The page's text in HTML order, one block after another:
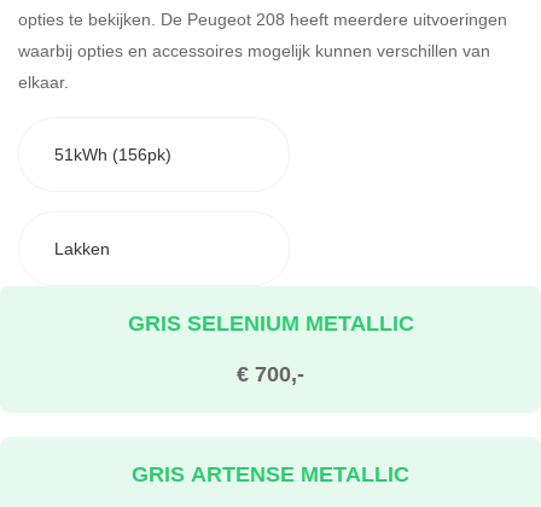
opties te bekijken. De Peugeot 208 heeft meerdere uitvoeringen
waarbij opties en accessoires mogelijk kunnen verschillen van
elkaar.
51kWh (156pk)
Lakken
€ 700,-
GRIS SELENIUM METALLIC
GRIS ARTENSE METALLIC